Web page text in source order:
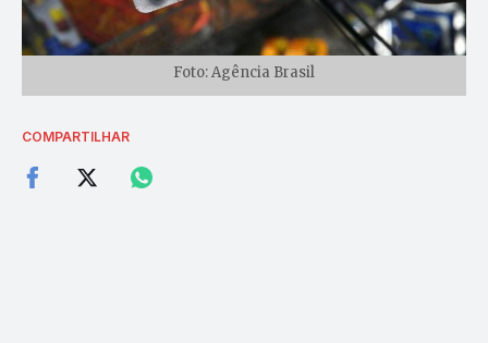
Foto: Agência Brasil
COMPARTILHAR